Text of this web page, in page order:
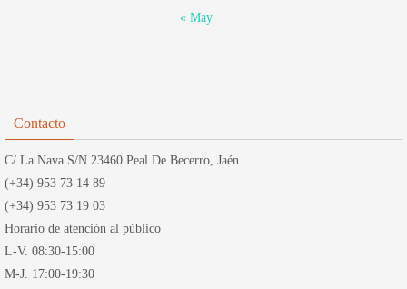
« May
Contacto
C/ La Nava S/N 23460 Peal De Becerro, Jaén.
(+34) 953 73 14 89
(+34) 953 73 19 03
Horario de atención al público
L-V. 08:30-15:00
M-J. 17:00-19:30